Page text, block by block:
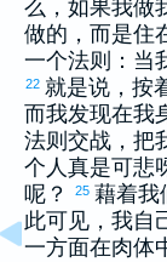
么，如果我做
做的，而是住
一个法则：当
22 就是说，按
而我发现在我
法则交战，把
个人真是可悲
呢？
25 藉着我
此可见，我自
一方面在肉体